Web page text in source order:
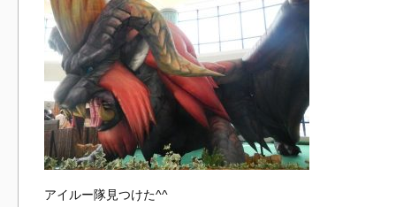
アイルー隊見つけた^^